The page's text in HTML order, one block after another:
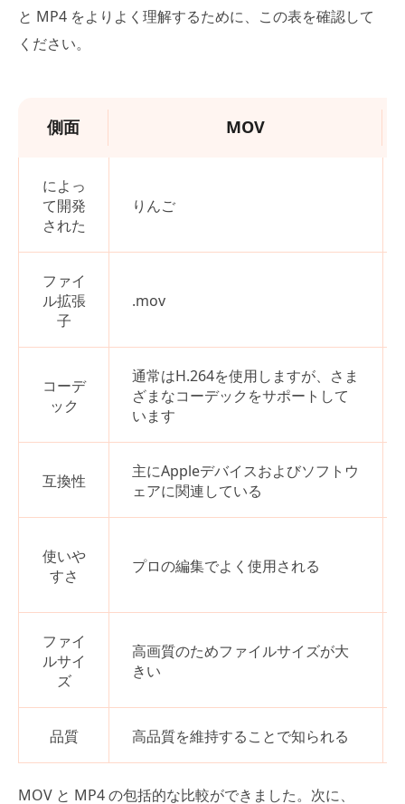
と MP4 をよりよく理解するために、この表を確認して
ください。
側面 MOV
によっ
て開発
された
りんご
ファイ
ル拡張
子
.mov
コーデ
ック
通常はH.264を使用しますが、さま
ざまなコーデックをサポートして
います
互換性
主にAppleデバイスおよびソフトウ
ェアに関連している
使いや
すさ
プロの編集でよく使用される
ファイ
ルサイ
ズ
高画質のためファイルサイズが大
きい
品質 高品質を維持することで知られる
MOV と MP4 の包括的な比較ができました。次に、